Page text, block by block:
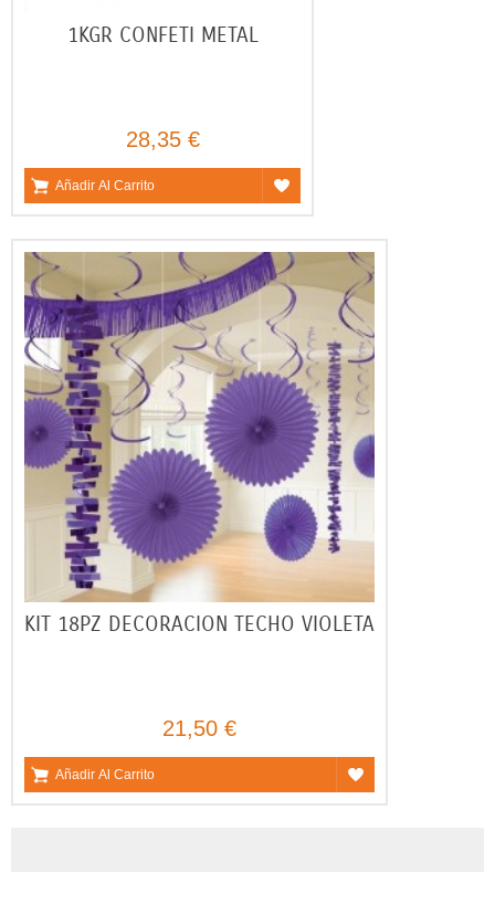
1KGR CONFETI METAL
28,35 €
Añadir Al Carrito
KIT 18PZ DECORACION TECHO VIOLETA
21,50 €
Añadir Al Carrito